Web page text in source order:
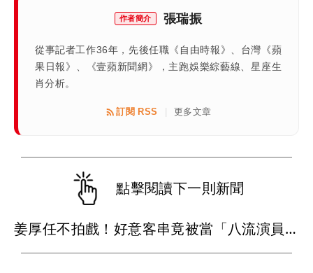
作者簡介 張瑞振
從事記者工作36年，先後任職《自由時報》、台灣《蘋
果日報》、《壹蘋新聞網》，主跑娛樂綜藝線、星座生
肖分析。
訂閱 RSS 更多文章
點擊閱讀下一則新聞
姜厚任不拍戲！好意客串竟被當「八流演員」 靠女友晉升姜總裁